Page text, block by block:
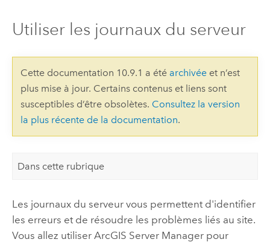
Utiliser les journaux du serveur
Cette documentation 10.9.1 a été archivéeet n’est
plus mise à jour. Certains contenus et liens sont
susceptibles d’être obsolètes. Consultez la version
la plus récente de la documentation.
Dans cette rubrique
Les journaux du serveur vous permettent d'identifier
les erreurs et de résoudre les problèmes liés au site.
Vous allez utiliser ArcGIS Server Managerpour